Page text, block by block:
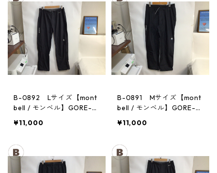
B-0892 Lサイズ【mont
bell / モンベル】GORE-T
パンツ：メンズBK
¥11,000
B-0891 Mサイズ【mont
bell / モンベル】GORE-T
パンツ：メンズBK
¥11,000